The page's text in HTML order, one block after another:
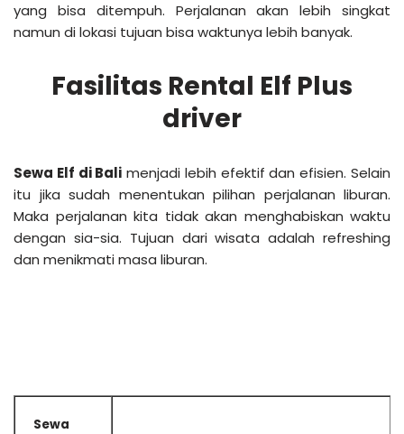
yang bisa ditempuh. Perjalanan akan lebih singkat
namun di lokasi tujuan bisa waktunya lebih banyak.
Fasilitas Rental Elf Plus
driver
Sewa Elf di Bali menjadi lebih efektif dan efisien. Selain
itu jika sudah menentukan pilihan perjalanan liburan.
Maka perjalanan kita tidak akan menghabiskan waktu
dengan sia-sia. Tujuan dari wisata adalah refreshing
dan menikmati masa liburan.
Sewa